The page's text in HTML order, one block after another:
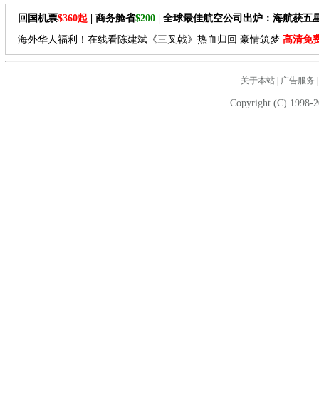
回国机票$360起 | 商务舱省$200 | 全球最佳航空公司出炉：海航获五
海外华人福利！在线看陈建斌《三叉戟》热血归回 豪情筑梦 高清免
关于本站| 广告服务
Copyright (C) 1998-